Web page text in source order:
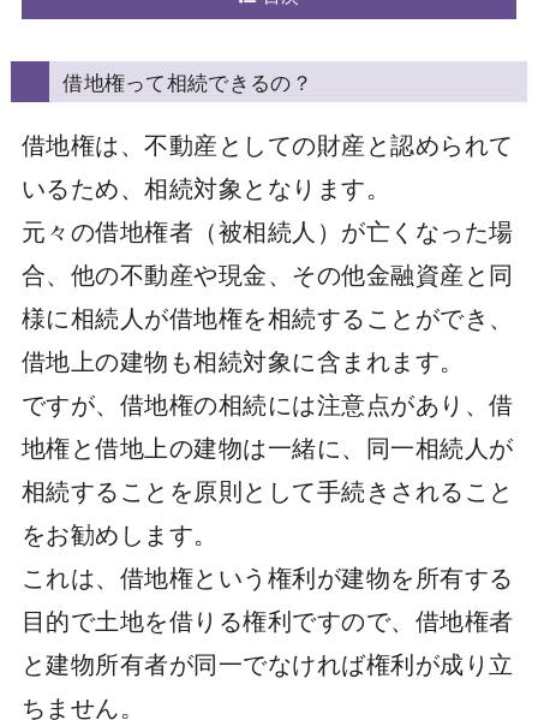
借地権って相続できるの？
借地権は、不動産としての財産と認められて
いるため、相続対象となります。
元々の借地権者（被相続人）が亡くなった場
合、他の不動産や現金、その他金融資産と同
様に相続人が借地権を相続することができ、
借地上の建物も相続対象に含まれます。
ですが、借地権の相続には注意点があり、借
地権と借地上の建物は一緒に、同一相続人が
相続することを原則として手続きされること
をお勧めします。
これは、借地権という権利が建物を所有する
目的で土地を借りる権利ですので、借地権者
と建物所有者が同一でなければ権利が成り立
ちません。